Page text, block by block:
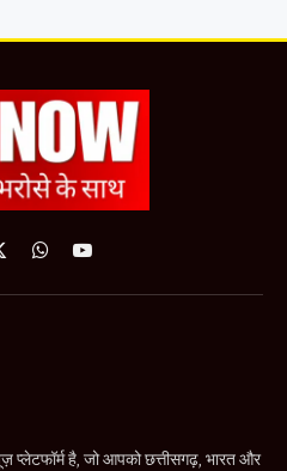
WhatsApp
YouTube
प्लेटफॉर्म है, जो आपको छत्तीसगढ़, भारत और